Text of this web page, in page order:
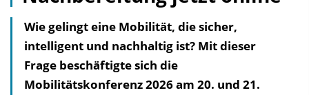
Wie gelingt eine Mobilität, die sicher,
intelligent und nachhaltig ist? Mit dieser
Frage beschäftigte sich die
Mobilitätskonferenz 2026 am 20. und 21.